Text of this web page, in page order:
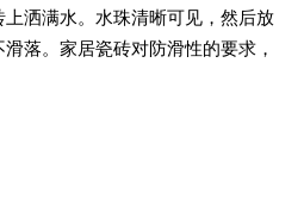
洒满水。水珠清晰可见，然后放
落。家居瓷砖对防滑性的要求，